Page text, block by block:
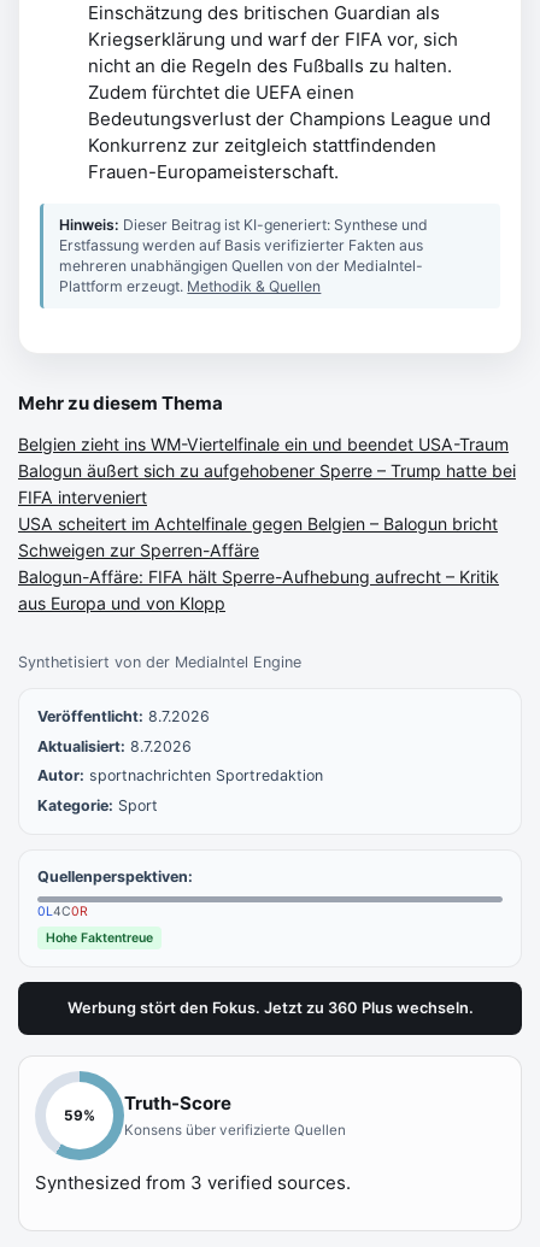
Synthetisiert von der MediaIntel Engine
Veröffentlicht: 8.7.2026
Aktualisiert: 8.7.2026
Autor: sportnachrichten Sportredaktion
Kategorie: Sport
Quellenperspektiven:
0L4C0R
Hohe Faktentreue
Werbung stört den Fokus. Jetzt zu 360 Plus wechseln.
Einschätzung des britischen Guardian als
Kriegserklärung und warf der FIFA vor, sich
nicht an die Regeln des Fußballs zu halten.
Zudem fürchtet die UEFA einen
Bedeutungsverlust der Champions League und
Konkurrenz zur zeitgleich stattfindenden
Frauen-Europameisterschaft.
Hinweis: Dieser Beitrag ist KI-generiert: Synthese und
Erstfassung werden auf Basis verifizierter Fakten aus
mehreren unabhängigen Quellen von der MediaIntel-
Plattform erzeugt. Methodik & Quellen
Mehr zu diesem Thema
Belgien zieht ins WM-Viertelfinale ein und beendet USA-Traum
Balogun äußert sich zu aufgehobener Sperre – Trump hatte bei
FIFA interveniert
USA scheitert im Achtelfinale gegen Belgien – Balogun bricht
Schweigen zur Sperren-Affäre
Balogun-Affäre: FIFA hält Sperre-Aufhebung aufrecht – Kritik
aus Europa und von Klopp
59%
Truth-Score
Konsens über verifizierte Quellen
Synthesized from 3 verified sources.